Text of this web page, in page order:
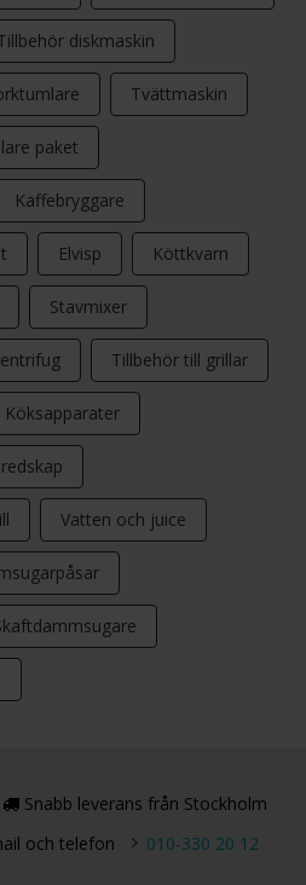
diskmaskin
Tvättmaskin
paket
Kaffebryggare
Elvisp Köttkvarn
Stavmixer
Tillbehör till grillar
Köksapparater
Vatten och juice
Snabb leverans från Stockholm
och telefon
010-330 20 12